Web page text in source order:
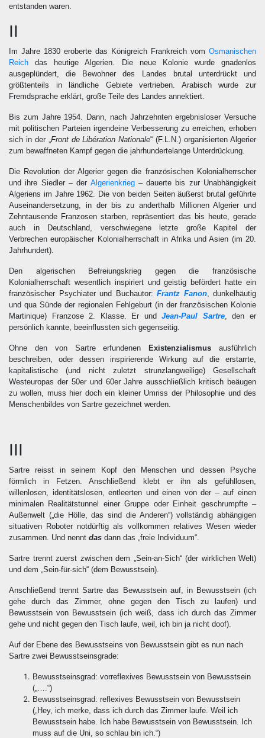
entstanden waren.
II
Im Jahre 1830 eroberte das Königreich Frankreich vom Osmanischen
Reich das heutige Algerien. Die neue Kolonie wurde gnadenlos
ausgeplündert, die Bewohner des Landes brutal unterdrückt und
größtenteils in ländliche Gebiete vertrieben. Arabisch wurde zur
Fremdsprache erklärt, große Teile des Landes annektiert.
Bis zum Jahre 1954. Dann, nach Jahrzehnten ergebnisloser Versuche
mit politischen Parteien irgendeine Verbesserung zu erreichen, erhoben
sich in der „Front de Libération Nationale“ (F.L.N.) organisierten Algerier
zum bewaffneten Kampf gegen die jahrhundertelange Unterdrückung.
Die Revolution der Algerier gegen die französischen Kolonialherrscher
und ihre Siedler – der Algerienkrieg– dauerte bis zur Unabhängigkeit
Algeriens im Jahre 1962. Die von beiden Seiten äußerst brutal geführte
Auseinandersetzung, in der bis zu anderthalb Millionen Algerier und
Zehntausende Franzosen starben, repräsentiert das bis heute, gerade
auch in Deutschland, verschwiegene letzte große Kapitel der
Verbrechen europäischer Kolonialherrschaft in Afrika und Asien (im 20.
Jahrhundert).
Den algerischen Befreiungskrieg gegen die französische
Kolonialherrschaft wesentlich inspiriert und geistig befördert hatte ein
französischer Psychiater und Buchautor: Frantz Fanon, dunkelhäutig
und qua Sünde der regionalen Fehlgeburt (in der französischen Kolonie
Martinique) Franzose 2. Klasse. Er undJean-Paul Sartre, den er
persönlich kannte, beeinflussten sich gegenseitig.
Ohne den von Sartre erfundenen Existenzialismus ausführlich
beschreiben, oder dessen inspirierende Wirkung auf die erstarrte,
kapitalistische (und nicht zuletzt strunzlangweilige) Gesellschaft
Westeuropas der 50er und 60er Jahre ausschließlich kritisch beäugen
zu wollen, muss hier doch ein kleiner Umriss der Philosophie und des
Menschenbildes von Sartre gezeichnet werden.
III
Sartre reisst in seinem Kopf den Menschen und dessen Psyche
förmlich in Fetzen. Anschließend klebt er ihn als gefühllosen,
willenlosen, identitätslosen, entleerten und einen von der – auf einen
minimalen Realitätstunnel einer Gruppe oder Einheit geschrumpfte –
Außenwelt („die Hölle, das sind die Anderen“) vollständig abhängigen
situativen Roboter notdürftig als vollkommen relatives Wesen wieder
zusammen. Und nennt das dann das „freie Individuum“.
Sartre trennt zuerst zwischen dem „Sein-an-Sich“ (der wirklichen Welt)
und dem „Sein-für-sich“ (dem Bewusstsein).
Anschließend trennt Sartre das Bewusstsein auf, in Bewusstsein (ich
gehe durch das Zimmer, ohne gegen den Tisch zu laufen) und
Bewusstsein von Bewusstsein (ich weiß, dass ich durch das Zimmer
gehe und nicht gegen den Tisch laufe, weil, ich bin ja nicht doof).
Auf der Ebene des Bewusstseins von Bewusstsein gibt es nun nach
Sartre zwei Bewusstseinsgrade:
Bewusstseinsgrad: vorreflexives Bewusstsein von Bewusstsein
(„….“)
Bewusstseinsgrad: reflexives Bewusstsein von Bewusstsein
(„Hey, ich merke, dass ich durch das Zimmer laufe. Weil ich
Bewusstsein habe. Ich habe Bewusstsein von Bewusstsein. Ich
muss auf die Uni, so schlau bin ich.“)